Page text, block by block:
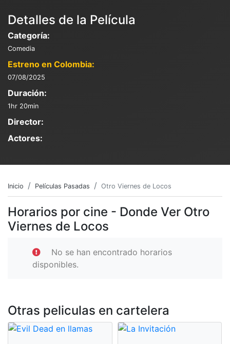
Detalles de la Película
Categoría:
Comedia
Estreno en Colombia:
07/08/2025
Duración:
1hr 20min
Director:
Actores:
Inicio Películas Pasadas Otro Viernes de Locos
Horarios por cine - Donde Ver Otro
Viernes de Locos
No se han encontrado horarios
disponibles.
Otras peliculas en cartelera